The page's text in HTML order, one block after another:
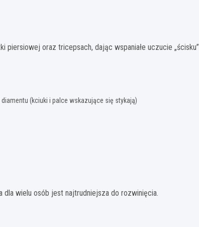
oraz tricepsach, dając wspaniałe uczucie „ścisku”
(kciuki i palce wskazujące się stykają)
wielu osób jest najtrudniejsza do rozwinięcia.